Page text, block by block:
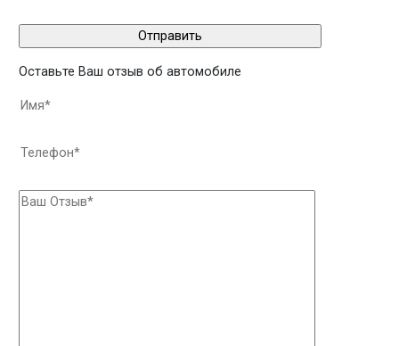
Оставьте Ваш отзыв об автомобиле